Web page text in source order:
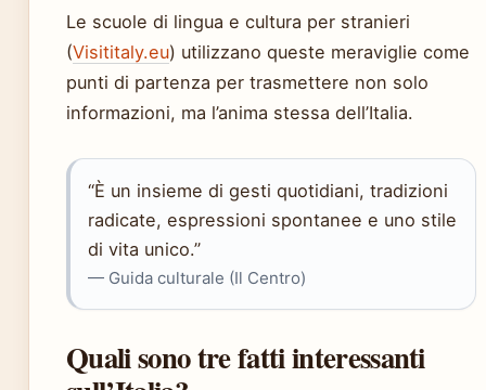
Le scuole di lingua e cultura per stranieri
(Visititaly.eu) utilizzano queste meraviglie come
punti di partenza per trasmettere non solo
informazioni, ma l’anima stessa dell’Italia.
“È un insieme di gesti quotidiani, tradizioni
radicate, espressioni spontanee e uno stile
di vita unico.”
— Guida culturale (Il Centro)
Quali sono tre fatti interessanti